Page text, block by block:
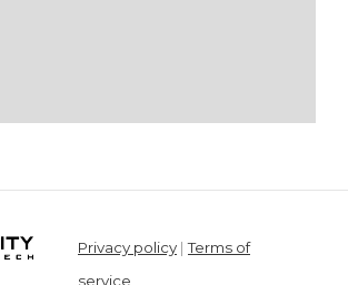
Privacy policy |Terms of
service